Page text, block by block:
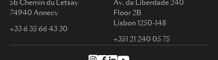
5b Chemin du Letsay
74940 Annecy
+33 6 35 66 43 30
Av. da Liberdade 240
Floor 2B
Lisbon 1250-148
+351 21 240 05 75